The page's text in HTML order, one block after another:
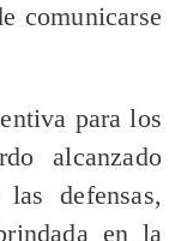
comunicarse
para los
alcanzado
defensas,
en la